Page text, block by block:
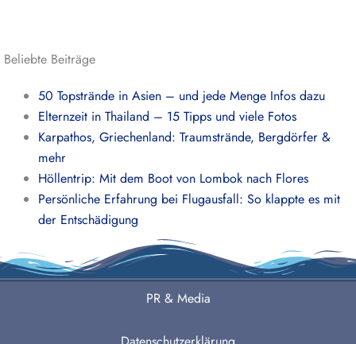
Beliebte Beiträge
50 Topstrände in Asien – und jede Menge Infos dazu
Elternzeit in Thailand – 15 Tipps und viele Fotos
Karpathos, Griechenland: Traumstrände, Bergdörfer &
mehr
Höllentrip: Mit dem Boot von Lombok nach Flores
Persönliche Erfahrung bei Flugausfall: So klappte es mit
der Entschädigung
PR & Media